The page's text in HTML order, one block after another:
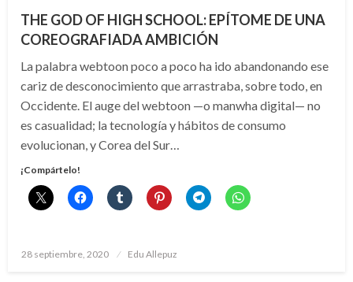
THE GOD OF HIGH SCHOOL: EPÍTOME DE UNA
COREOGRAFIADA AMBICIÓN
La palabra webtoon poco a poco ha ido abandonando ese
cariz de desconocimiento que arrastraba, sobre todo, en
Occidente. El auge del webtoon —o manwha digital— no
es casualidad; la tecnología y hábitos de consumo
evolucionan, y Corea del Sur…
¡Compártelo!
Publicado
28 septiembre, 2020 Edu Allepuz